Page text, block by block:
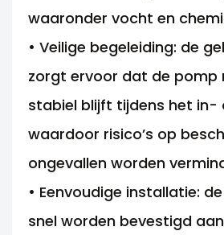
waaronder vocht en
• Veilige begeleiding: de
zorgt ervoor dat de pomp
stabiel blijft tijdens het in-
waardoor risico’s op
ongevallen worden
• Eenvoudige installatie:
snel worden bevestigd